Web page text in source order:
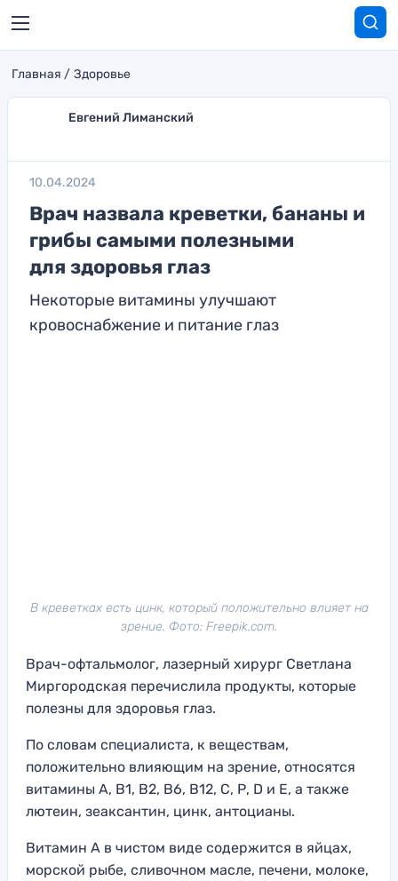
Главная Здоровье
Евгений Лиманский
10.04.2024
Врач назвала креветки, бананы и
грибы самыми полезными
для здоровья глаз
Некоторые витамины улучшают
кровоснабжение и питание глаз
В креветках есть цинк, который положительно влияет на
зрение. Фото: Freepik.com.
Врач-офтальмолог, лазерный хирург Светлана
Миргородская перечислила продукты, которые
полезны для здоровья глаз.
По словам специалиста, к веществам,
положительно влияющим на зрение, относятся
витамины А, В1, В2, В6, В12, С, Р, D и Е, а также
лютеин, зеаксантин, цинк, антоцианы.
Витамин А в чистом виде содержится в яйцах,
морской рыбе, сливочном масле, печени, молоке,